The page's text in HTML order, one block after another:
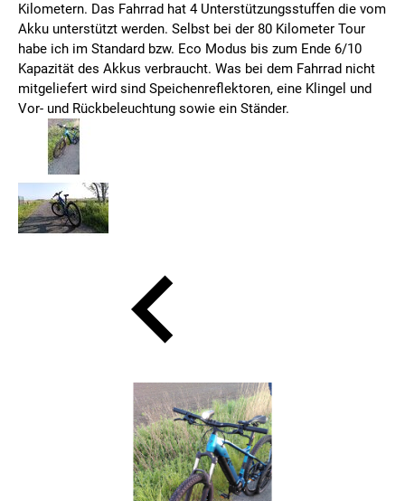
Kilometern. Das Fahrrad hat 4 Unterstützungsstuffen die vom
Akku unterstützt werden. Selbst bei der 80 Kilometer Tour
habe ich im Standard bzw. Eco Modus bis zum Ende 6/10
Kapazität des Akkus verbraucht. Was bei dem Fahrrad nicht
mitgeliefert wird sind Speichenreflektoren, eine Klingel und
Vor- und Rückbeleuchtung sowie ein Ständer.